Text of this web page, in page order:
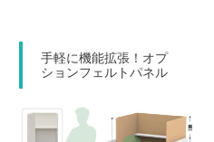
手軽に機能拡張！オプ
ションフェルトパネル